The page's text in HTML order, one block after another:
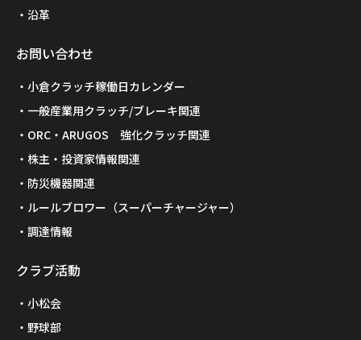
沿革
お問い合わせ
小倉クラッチ稼働日カレンダー
一般産業用クラッチ/ブレーキ関連
ORC・ARUGOS 強化クラッチ関連
株主・投資家情報関連
防災機器関連
ルールブロワー（スーパーチャージャー）
調達情報
クラブ活動
小松会
野球部